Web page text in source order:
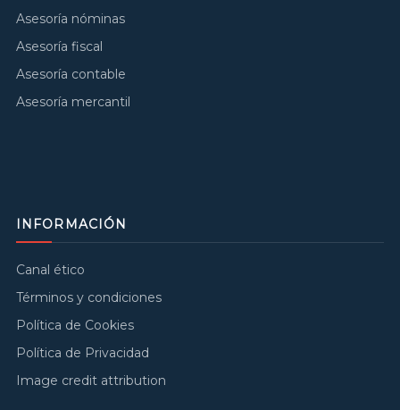
Asesoría nóminas
Asesoría fiscal
Asesoría contable
Asesoría mercantil
INFORMACIÓN
Canal ético
Términos y condiciones
Política de Cookies
Política de Privacidad
Image credit attribution